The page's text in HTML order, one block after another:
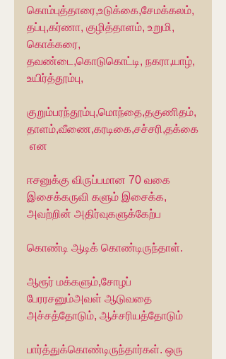
கொம்புத்தாரை,உடுக்கை,சேமக்கலம்,
தப்பு,கர்ணா, குழித்தாளம், உறுமி,
கொக்கரை,
தவண்டை,கொடுகொட்டி, நகரா,யாழ்,
உயிர்த்தூம்பு,
குறும்பரந்தூம்பு,மொந்தை,தகுணிதம்,
தாளம்,வீணை,கரடிகை,சச்சரி,தக்கை
என
ஈசனுக்கு விருப்பமான 70 வகை
இசைக்கருவி களும் இசைக்க,
அவற்றின் அதிர்வுகளுக்கேற்ப
கொண்டி ஆடிக் கொண்டிருந்தாள்.
ஆரூர் மக்களும்,சோழப்
பேரரசனும்அவள் ஆடுவதை
அச்சத்தோடும், ஆச்சரியத்தோடும்
பார்த்துக்கொண்டிருந்தார்கள். ஒரு